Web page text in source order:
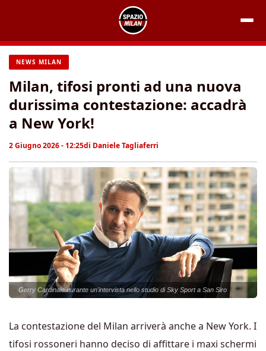
contenuto
NEWS MILAN
Milan, tifosi pronti ad una nuova
durissima contestazione: accadrà
a New York!
2 Giugno 2026 - 12:25di Daniele Tagliaferri
Gerry Cardinale durante un'intervista nello studio di Sky Sport a San Siro
La contestazione del Milan arriverà anche a New York. I
tifosi rossoneri hanno deciso di affittare i maxi schermi